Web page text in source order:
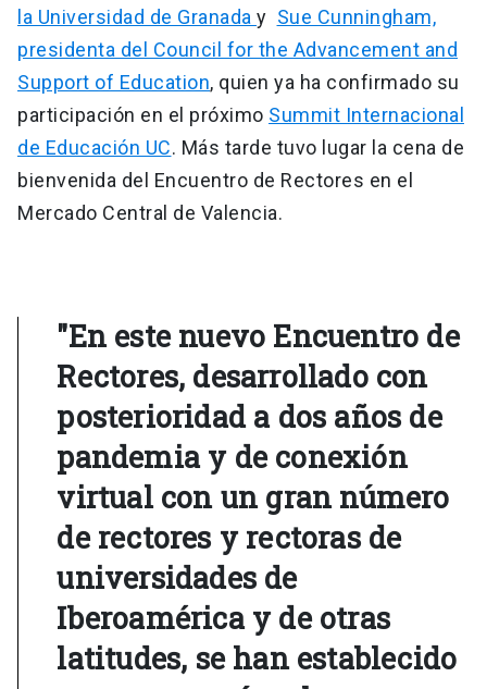
la Universidad de Granada y Sue Cunningham,
presidenta del Council for the Advancement and
Support of Education, quien ya ha confirmado su
participación en el próximo Summit Internacional
de Educación UC. Más tarde tuvo lugar la cena de
bienvenida del Encuentro de Rectores en el
Mercado Central de Valencia.
"En este nuevo Encuentro de
Rectores, desarrollado con
posterioridad a dos años de
pandemia y de conexión
virtual con un gran número
de rectores y rectoras de
universidades de
Iberoamérica y de otras
latitudes, se han establecido